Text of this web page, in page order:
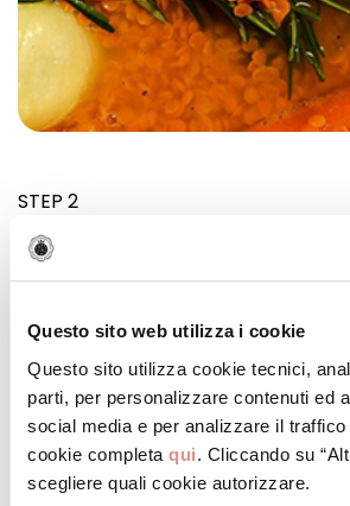
Questo sito web utilizza i cookie
Questo sito utilizza cookie tecnici,
parti, per personalizzare contenuti ed
social media e per analizzare il
cookie completa qui. Cliccando su
scegliere quali cookie autorizzare.
STEP 2
Scolate e sciacquate i ceci. In una
con il limone, l’olio, il sale e il pepe.
STEP 3
Tagliate a cubetti la Mortadella
Componete il piatto mettendo sul
le lenticchie ancora calde ed
Bologna IGP.